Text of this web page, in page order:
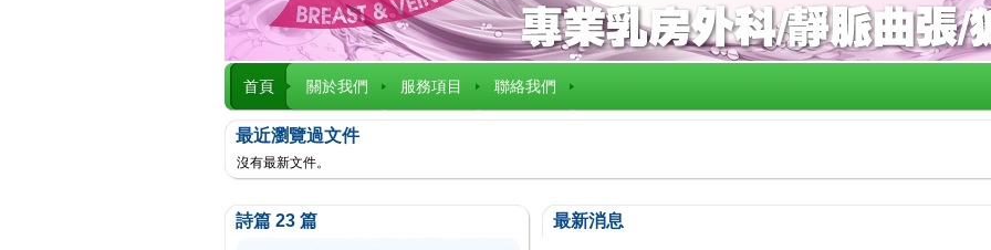
首頁 關於我們 服務項目 聯絡我們
最近瀏覽過文件
沒有最新文件。
詩篇 23 篇 最新消息